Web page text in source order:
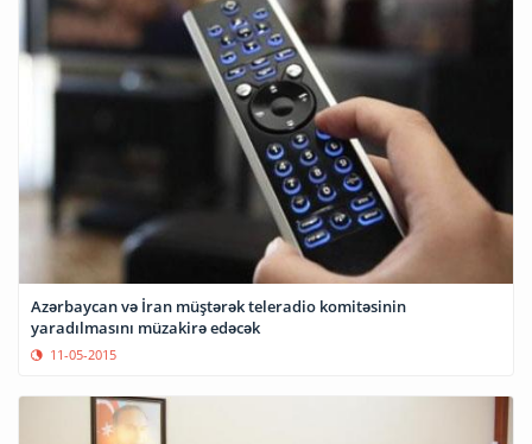
Azərbaycan və İran müştərək teleradio komitəsinin
yaradılmasını müzakirə edəcək
11-05-2015